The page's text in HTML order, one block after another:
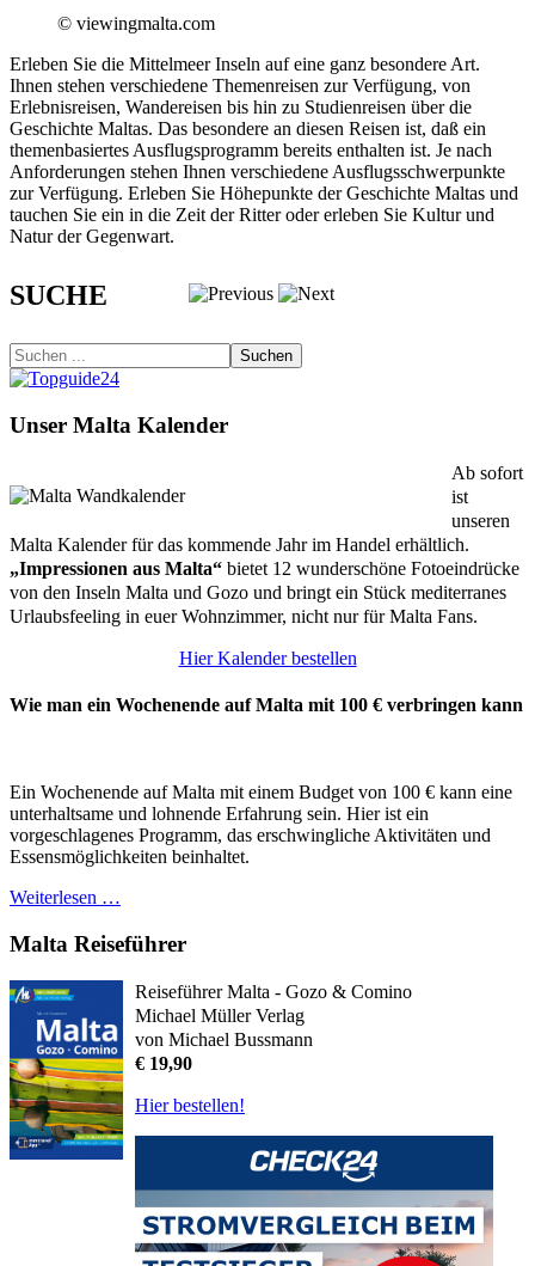
© viewingmalta.com
Erleben Sie die Mittelmeer Inseln auf eine ganz besondere Art.
Ihnen stehen verschiedene Themenreisen zur Verfügung, von
Erlebnisreisen, Wandereisen bis hin zu Studienreisen über die
Geschichte Maltas. Das besondere an diesen Reisen ist, daß ein
themenbasiertes Ausflugsprogramm bereits enthalten ist. Je nach
Anforderungen stehen Ihnen verschiedene Ausflugsschwerpunkte
zur Verfügung. Erleben Sie Höhepunkte der Geschichte Maltas und
tauchen Sie ein in die Zeit der Ritter oder erleben Sie Kultur und
Natur der Gegenwart.
SUCHE
Suchen
Unser Malta Kalender
Ab sofort
ist
unseren
Malta Kalender für das kommende Jahr im Handel erhältlich.
„Impressionen aus Malta“ bietet 12 wunderschöne Fotoeindrücke
von den Inseln Malta und Gozo und bringt ein Stück mediterranes
Urlaubsfeeling in euer Wohnzimmer, nicht nur für Malta Fans.
Hier Kalender bestellen
Wie man ein Wochenende auf Malta mit 100 € verbringen kann
Ein Wochenende auf Malta mit einem Budget von 100 € kann eine
unterhaltsame und lohnende Erfahrung sein. Hier ist ein
vorgeschlagenes Programm, das erschwingliche Aktivitäten und
Essensmöglichkeiten beinhaltet.
Weiterlesen …
Malta Reiseführer
Reiseführer Malta - Gozo & Comino
Michael Müller Verlag
von Michael Bussmann
€ 19,90
Hier bestellen!